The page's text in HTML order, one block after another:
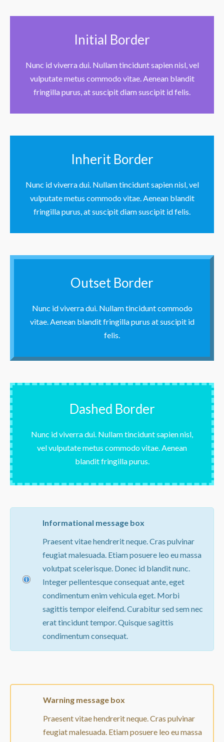
Initial Border
Nunc id viverra dui. Nullam tincidunt sapien nisl, vel
vulputate metus commodo vitae. Aenean blandit
fringilla purus, at suscipit diam suscipit id felis.
Inherit Border
Nunc id viverra dui. Nullam tincidunt sapien nisl, vel
vulputate metus commodo vitae. Aenean blandit
fringilla purus, at suscipit diam suscipit id felis.
Outset Border
Nunc id viverra dui. Nullam tincidunt commodo
vitae. Aenean blandit fringilla purus at suscipit id
felis.
Dashed Border
Nunc id viverra dui. Nullam tincidunt sapien nisl,
vel vulputate metus commodo vitae. Aenean
blandit fringilla purus.
Informational message box
Praesent vitae hendrerit neque. Cras pulvinar
feugiat malesuada. Etiam posuere leo eu massa
volutpat scelerisque. Donec id blandit nunc.
Integer pellentesque consequat ante, eget
condimentum enim vehicula eget. Morbi
sagittis tempor eleifend. Curabitur sed sem nec
erat tincidunt tempor. Quisque sagittis
condimentum consequat.
Warning message box
Praesent vitae hendrerit neque. Cras pulvinar
feugiat malesuada. Etiam posuere leo eu massa